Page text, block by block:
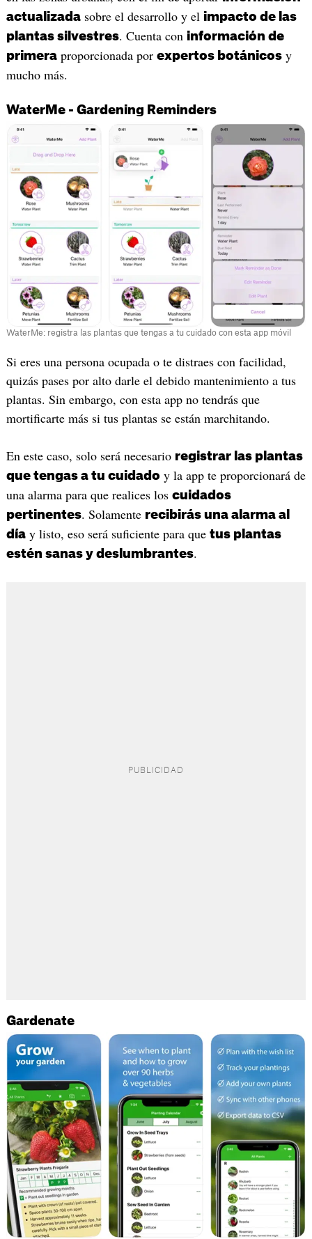
actualizadasobre el desarrollo y el impacto de las
plantas silvestres. Cuenta con información de
primeraproporcionada por expertos botánicosy
mucho más.
WaterMe - Gardening Reminders
WaterMe: registra las plantas que tengas a tu cuidado con esta app móvil
‎Si eres una persona ocupada o te distraes con facilidad,
quizás pases por alto darle el debido mantenimiento a tus
plantas. Sin embargo, con esta app no tendrás que
mortificarte más si tus plantas se están marchitando.
En este caso, solo será necesario registrar las plantas
que tengas a tu cuidado y la app te proporcionará de
una alarma para que realices los cuidados
pertinentes. Solamente recibirás una alarma al
díay listo, eso será suficiente para que tus plantas
estén sanas y deslumbrantes.
Gardenate